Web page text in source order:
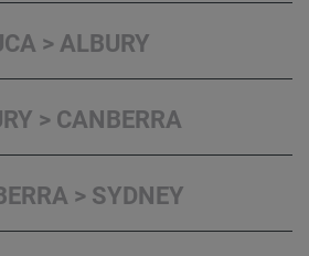
> ALBURY
> CANBERRA
> SYDNEY